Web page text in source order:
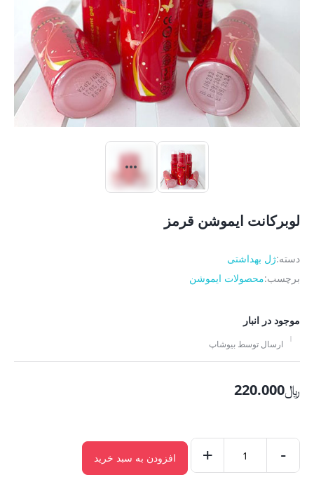
لوبرکانت ایموشن قرمز
دسته:ژل بهداشتی
برچسب:محصولات ایموشن
موجود در انبار
ارسال توسط بیوشاپ
﷼220.000
-
+ افزودن به سبد خرید